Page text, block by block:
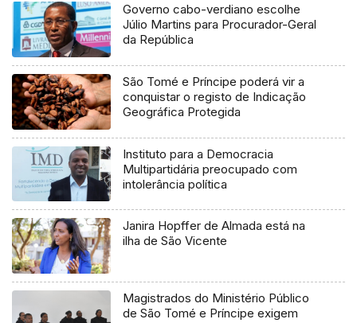
Governo cabo-verdiano escolhe
Júlio Martins para Procurador-Geral
da República
São Tomé e Príncipe poderá vir a
conquistar o registo de Indicação
Geográfica Protegida
Instituto para a Democracia
Multipartidária preocupado com
intolerância política
Janira Hopffer de Almada está na
ilha de São Vicente
Magistrados do Ministério Público
de São Tomé e Príncipe exigem